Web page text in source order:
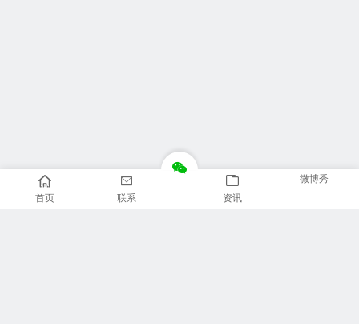
首页 联系 资讯
微博秀